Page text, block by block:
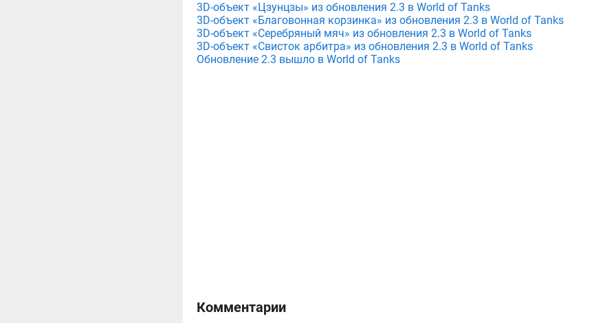
3D-объект «Цзунцзы» из обновления 2.3 в World of Tanks
3D-объект «Благовонная корзинка» из обновления 2.3 в World of Tanks
3D-объект «Серебряный мяч» из обновления 2.3 в World of Tanks
3D-объект «Свисток арбитра» из обновления 2.3 в World of Tanks
Обновление 2.3 вышло в World of Tanks
Комментарии